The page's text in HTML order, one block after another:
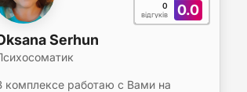
0.0
0
відгуків
Serhun
комплексе работаю с Вами на